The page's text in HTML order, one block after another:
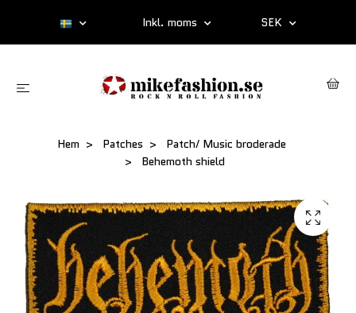
Inkl. moms SEK
Hem Patches
Patch/ Music broderade
Behemoth shield